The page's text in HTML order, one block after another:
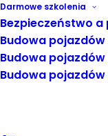
Darmowe szkolenia
Bezpieczeństwo
Budowa
Budowa pojazdów
Budowa